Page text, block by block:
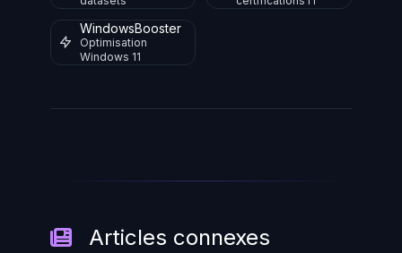
WindowsBooster
Optimisation
Windows 11
Articles connexes